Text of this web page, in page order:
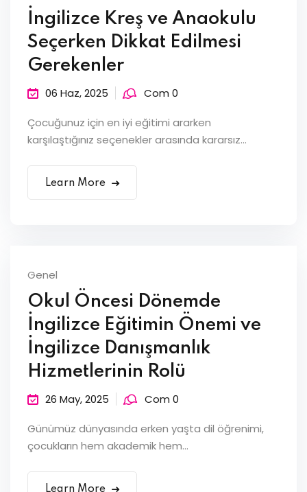
İngilizce Kreş ve Anaokulu
Seçerken Dikkat Edilmesi
Gerekenler
06 Haz, 2025 Com 0
Çocuğunuz için en iyi eğitimi ararken
karşılaştığınız seçenekler arasında kararsız...
Learn More
Genel
Okul Öncesi Dönemde
İngilizce Eğitimin Önemi ve
İngilizce Danışmanlık
Hizmetlerinin Rolü
26 May, 2025 Com 0
Günümüz dünyasında erken yaşta dil öğrenimi,
çocukların hem akademik hem...
Learn More